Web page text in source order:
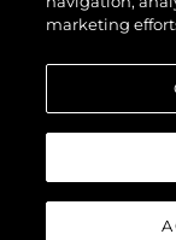
marketing